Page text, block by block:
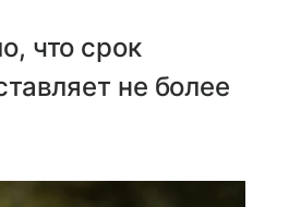
что срок
не более